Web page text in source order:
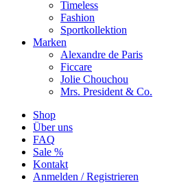
Timeless
Fashion
Sportkollektion
Marken
Alexandre de Paris
Ficcare
Jolie Chouchou
Mrs. President & Co.
Shop
Über uns
FAQ
Sale %
Kontakt
Anmelden / Registrieren